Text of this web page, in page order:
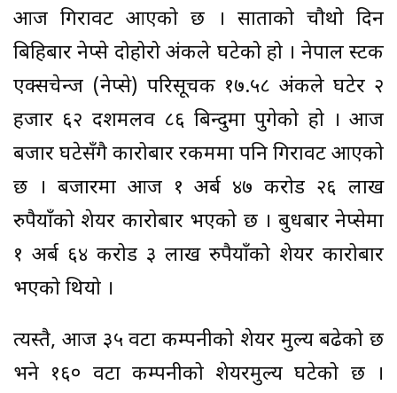
आज गिरावट आएको छ । साताको चौथो दिन
बिहिबार नेप्से दोहोरो अंकले घटेको हो । नेपाल स्टक
एक्सचेन्ज (नेप्से) परिसूचक १७.५८ अंकले घटेर २
हजार ६२ दशमलव ८६ बिन्दुमा पुगेको हो । आज
बजार घटेसँगै कारोबार रकममा पनि गिरावट आएको
छ । बजारमा आज १ अर्ब ४७ करोड २६ लाख
रुपैयाँको शेयर कारोबार भएको छ । बुधबार नेप्सेमा
१ अर्ब ६४ करोड ३ लाख रुपैयाँको शेयर कारोबार
भएको थियो ।
त्यस्तै, आज ३५ वटा कम्पनीको शेयर मुल्य बढेको छ
भने १६० वटा कम्पनीको शेयरमुल्य घटेको छ ।